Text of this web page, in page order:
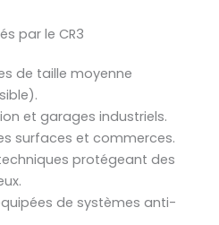
par le CR3
de taille moyenne
et garages industriels.
surfaces et commerces.
protégeant des
de systèmes anti-